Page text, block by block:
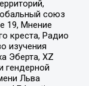
союз
19, Мнение
креста, Радио
изучения
Эберта, XZ
гендерной
Льва